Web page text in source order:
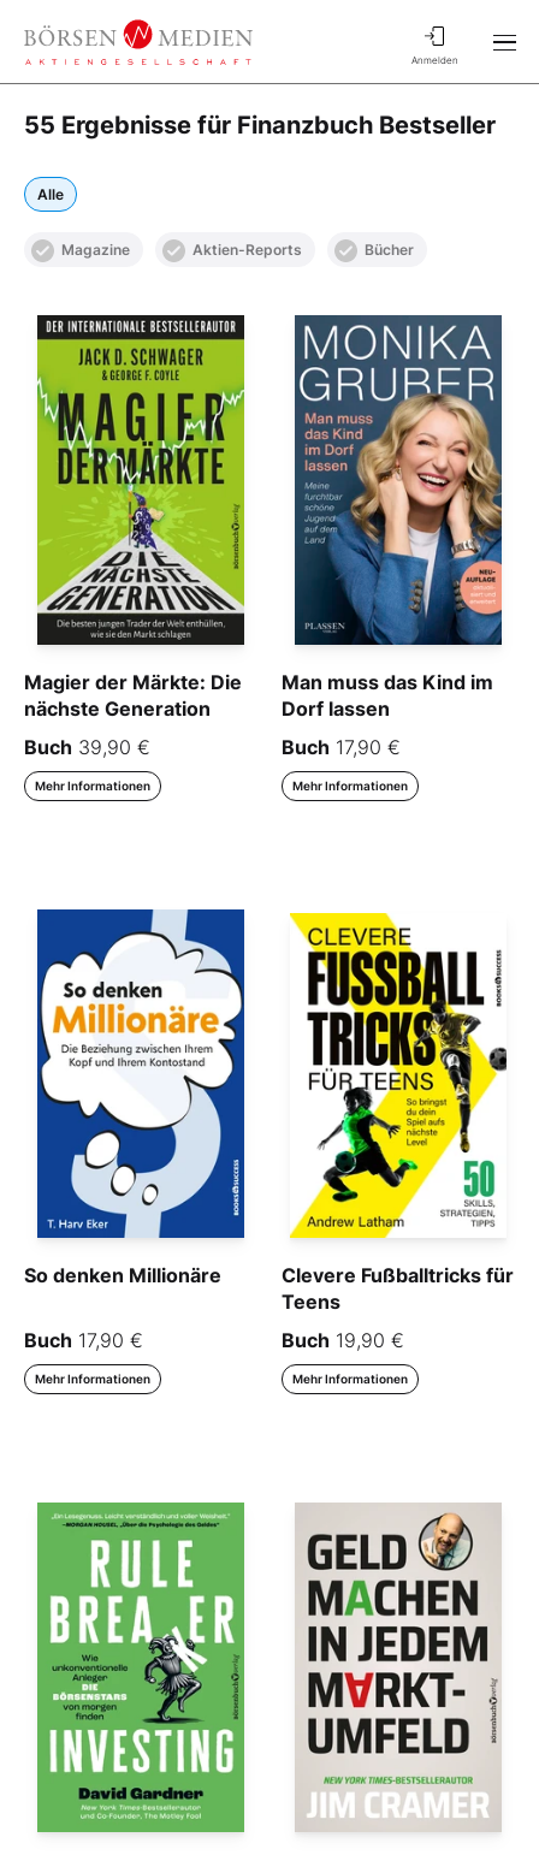
Anmelden
55 Ergebnisse für Finanzbuch Bestseller
Alle
Magazine Aktien-Reports Bücher
Magier der Märkte: Die
nächste Generation
Buch 39,90 €
Mehr Informationen
Man muss das Kind im
Dorf lassen
Buch 17,90 €
Mehr Informationen
So denken Millionäre
Buch 17,90 €
Mehr Informationen
Clevere Fußballtricks für
Teens
Buch 19,90 €
Mehr Informationen